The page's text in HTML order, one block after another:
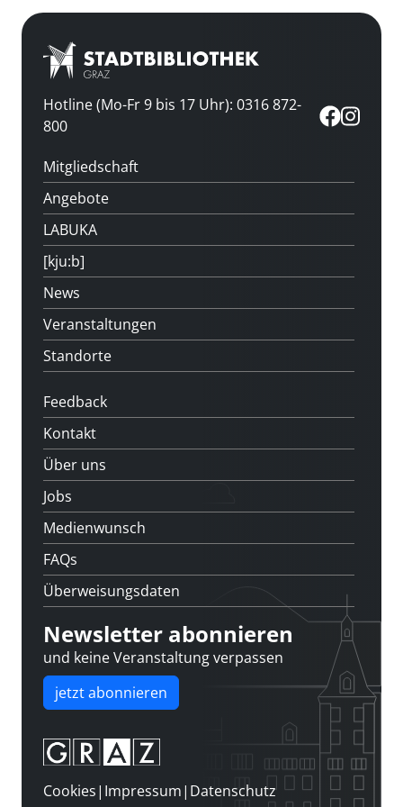
Hotline (Mo-Fr 9 bis 17 Uhr): 0316 872-
800
Mitgliedschaft
Angebote
LABUKA
[kju:b]
News
Veranstaltungen
Standorte
Feedback
Kontakt
Über uns
Jobs
Medienwunsch
FAQs
Überweisungsdaten
Newsletter abonnieren
und keine Veranstaltung verpassen
jetzt abonnieren
Cookies| Impressum| Datenschutz